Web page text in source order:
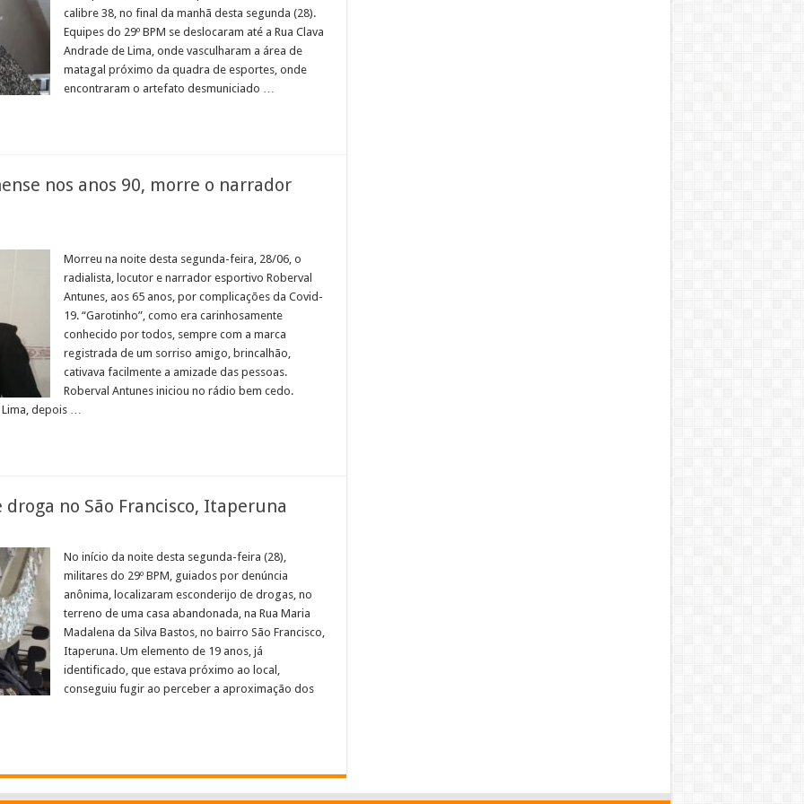
calibre 38, no final da manhã desta segunda (28).
Equipes do 29º BPM se deslocaram até a Rua Clava
Andrade de Lima, onde vasculharam a área de
matagal próximo da quadra de esportes, onde
encontraram o artefato desmuniciado …
nos anos 90, morre o narrador
narrador
esportivo
Roberval
Morreu na noite desta segunda-feira, 28/06, o
radialista, locutor e narrador esportivo Roberval
Antunes, aos 65 anos, por complicações da Covid-
19. “Garotinho”, como era carinhosamente
conhecido por todos, sempre com a marca
registrada de um sorriso amigo, brincalhão,
cativava facilmente a amizade das pessoas.
Roberval Antunes iniciou no rádio bem cedo.
depois …
no São Francisco, Itaperuna
No início da noite desta segunda-feira (28),
militares do 29º BPM, guiados por denúncia
anônima, localizaram esconderijo de drogas, no
terreno de uma casa abandonada, na Rua Maria
Madalena da Silva Bastos, no bairro São Francisco,
Itaperuna. Um elemento de 19 anos, já
identificado, que estava próximo ao local,
conseguiu fugir ao perceber a aproximação dos